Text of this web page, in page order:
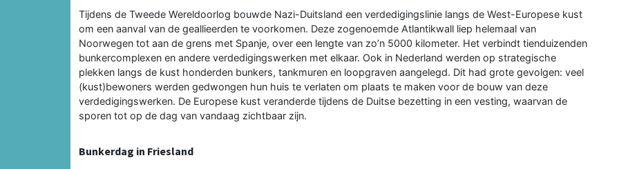
Tijdens de Tweede Wereldoorlog bouwde Nazi-Duitsland een verdedigingslinie langs de West-Europese kust
om een aanval van de geallieerden te voorkomen. Deze zogenoemde Atlantikwall liep helemaal van
Noorwegen tot aan de grens met Spanje, over een lengte van zo’n 5000 kilometer. Het verbindt tienduizenden
bunkercomplexen en andere verdedigingswerken met elkaar. Ook in Nederland werden op strategische
plekken langs de kust honderden bunkers, tankmuren en loopgraven aangelegd. Dit had grote gevolgen: veel
(kust)bewoners werden gedwongen hun huis te verlaten om plaats te maken voor de bouw van deze
verdedigingswerken. De Europese kust veranderde tijdens de Duitse bezetting in een vesting, waarvan de
sporen tot op de dag van vandaag zichtbaar zijn.
Bunkerdag in Friesland